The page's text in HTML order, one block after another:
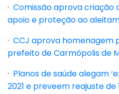
· Comissão aprova criação
apoio e proteção ao
· CCJ aprova homenagem
prefeito de Carmópolis de
· Planos de saúde alegam
2021 e preveem reajuste de